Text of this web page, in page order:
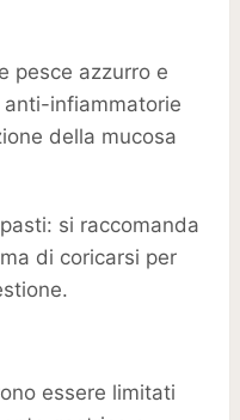
pesce azzurro e
infiammatorie
della mucosa
si raccomanda
di coricarsi per
essere limitati